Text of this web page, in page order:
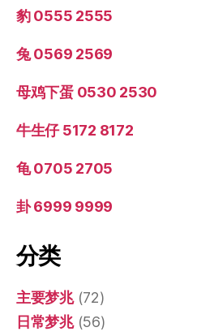
豹 0555 2555
兔 0569 2569
母鸡下蛋 0530 2530
牛生仔 5172 8172
龟 0705 2705
卦 6999 9999
分类
主要梦兆(72)
日常梦兆(56)